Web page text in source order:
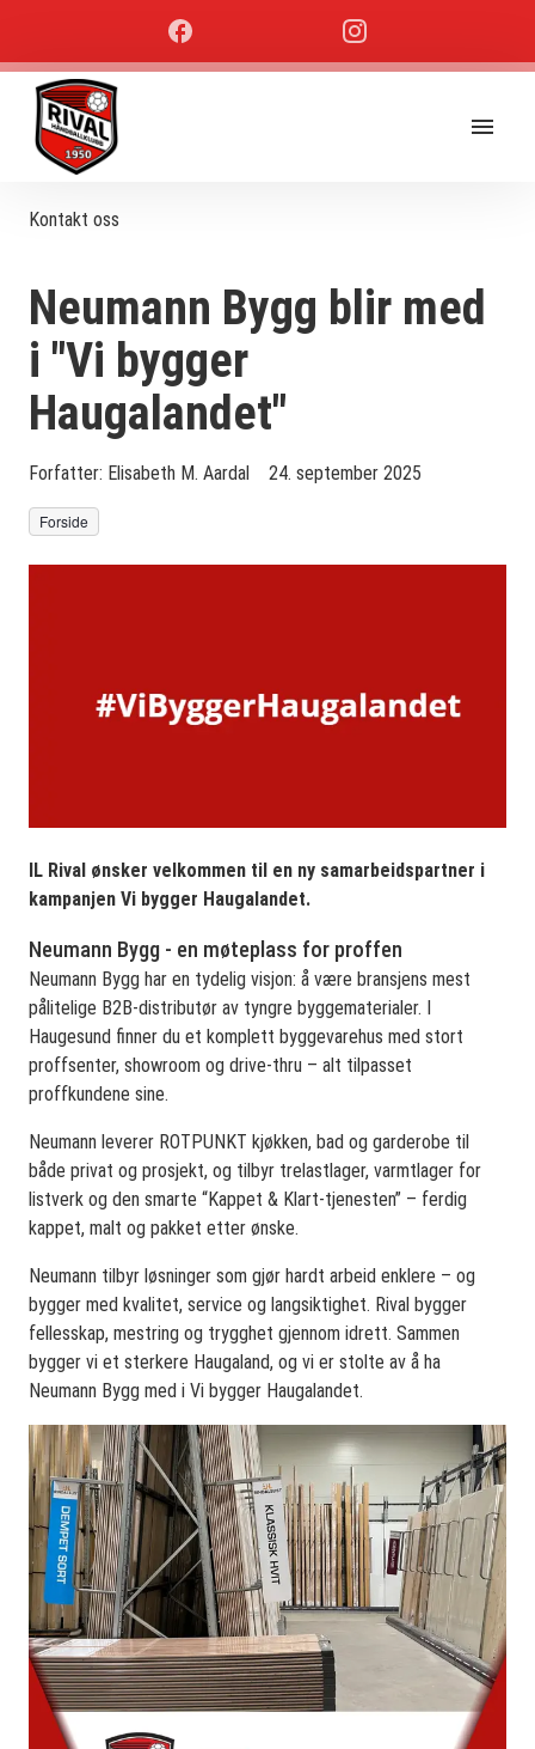
Kontakt oss
Neumann Bygg blir med
i "Vi bygger
Haugalandet"
Forfatter: Elisabeth M. Aardal 24. september 2025
Forside
IL Rival ønsker velkommen til en ny samarbeidspartner i
kampanjen Vi bygger Haugalandet.
Neumann Bygg - en møteplass for proffen
Neumann Bygg har en tydelig visjon: å være bransjens mest
pålitelige B2B-distributør av tyngre byggematerialer. I
Haugesund finner du et komplett byggevarehus med stort
proffsenter, showroom og drive-thru – alt tilpasset
proffkundene sine.
Neumann leverer ROTPUNKT kjøkken, bad og garderobe til
både privat og prosjekt, og tilbyr trelastlager, varmtlager for
listverk og den smarte “Kappet & Klart-tjenesten” – ferdig
kappet, malt og pakket etter ønske.
Neumann tilbyr løsninger som gjør hardt arbeid enklere – og
bygger med kvalitet, service og langsiktighet. Rival bygger
fellesskap, mestring og trygghet gjennom idrett. Sammen
bygger vi et sterkere Haugaland, og vi er stolte av å ha
Neumann Bygg med i Vi bygger Haugalandet.